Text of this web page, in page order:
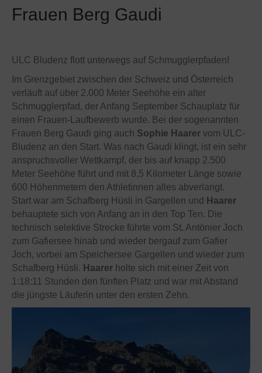
Frauen Berg Gaudi
ULC Bludenz flott unterwegs auf Schmugglerpfaden!
Im Grenzgebiet zwischen der Schweiz und Österreich
verläuft auf über 2.000 Meter Seehöhe ein alter
Schmugglerpfad, der Anfang September Schauplatz für
einen Frauen-Laufbewerb wurde. Bei der sogenannten
Frauen Berg Gaudi ging auch Sophie Haarer vom ULC-
Bludenz an den Start. Was nach Gaudi klingt, ist ein sehr
anspruchsvoller Wettkampf, der bis auf knapp 2.500
Meter Seehöhe führt und mit 8,5 Kilometer Länge sowie
600 Höhenmetern den Athletinnen alles abverlangt.
Start war am Schafberg Hüsli in Gargellen und Haarer
behauptete sich von Anfang an in den Top Ten. Die
technisch selektive Strecke führte vom St. Antönier Joch
zum Gafiersee hinab und wieder bergauf zum Gafier
Joch, vorbei am Speichersee Gargellen und wieder zum
Schafberg Hüsli. Haarer holte sich mit einer Zeit von
1:18:11 Stunden den fünften Platz und war mit Abstand
die jüngste Läuferin unter den ersten Zehn.